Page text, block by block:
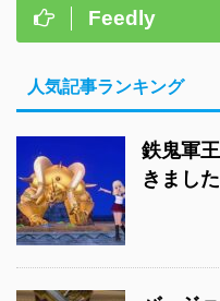
Feedly
人気記事ランキング
鉄鬼軍
きました